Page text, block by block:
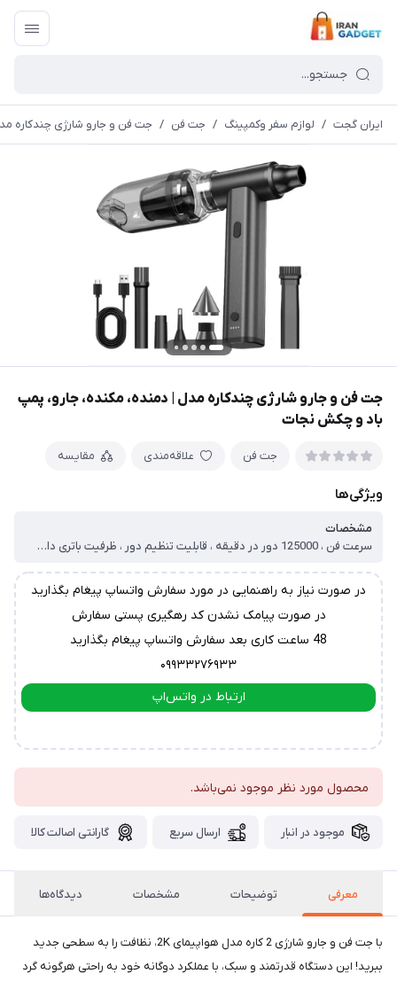
ایران گجت / لوازم سفر وکمپینگ / جت فن / جت فن و جارو شارژی چندکاره
جت فن و جارو شارژی چندکاره مدل | دمنده، مکنده، جارو، پمپ
باد و چکش نجات
جت فن علاقه‌مندی مقایسه
ویژگی‌ها
مشخصات
سرعت فن ، 125000 دور در دقیقه ، قابلیت تنظیم‌ دور ، ظرفیت باتری داخلی ، 4 عدد 2000 میلی آمپر مجموعا 8000 میلی آمپر ، جنس بدنه ، آلومنیوم و ABS ، رنگ ، مشکی مایل به دودی ، وزن ، 390 گرم ، توان موتور ، 160 وات ، قابلیت ها ، دمنده بسیار قوی جهت : ، بادگرفتن خودرو ، باد گرفتن تجهیزات الکترونیکی و کامپیوتری ، باد زدن انواع وسایل بادی و تیوپ ، تخلیه باد تیوپ ، وکیوم کردن ، جارو بسیار پر قدرت خصوصا مناسب خودرو ، دارای سری مخصوص تیوپ ، دارای سری چکش اضطراری جهت شکستن شیشه ، قابلیت دمنده و مکنده
در صورت نیاز به راهنمایی در مورد سفارش واتساپ پیغام بگذارید
در صورت پیامک نشدن کد رهگیری پستی سفارش
48 ساعت کاری بعد سفارش واتساپ پیغام بگذارید
۰۹۹۳۳۲۷۶۹۳۳
ارتباط در واتس‌اپ
محصول مورد نظر موجود نمی‌باشد.
موجود در انبار ارسال سریع گارانتی اصالت کالا
معرفی توضیحات مشخصات دیدگاه‌ها
با جت فن و جارو شارژی 2 کاره مدل هواپیمای 2K، نظافت را به سطحی جدید
ببرید! این دستگاه قدرتمند و سبک، با عملکرد دوگانه خود به راحتی هرگونه گرد